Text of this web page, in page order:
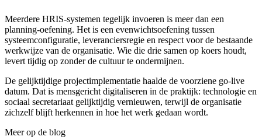
Meerdere HRIS-systemen tegelijk invoeren is meer dan een
planning-oefening. Het is een evenwichtsoefening tussen
systeemconfiguratie, leveranciersregie en respect voor de bestaande
werkwijze van de organisatie. Wie die drie samen op koers houdt,
levert tijdig op zonder de cultuur te ondermijnen.
De gelijktijdige projectimplementatie haalde de voorziene go-live
datum. Dat is mensgericht digitaliseren in de praktijk: technologie en
sociaal secretariaat gelijktijdig vernieuwen, terwijl de organisatie
zichzelf blijft herkennen in hoe het werk gedaan wordt.
Meer op de blog